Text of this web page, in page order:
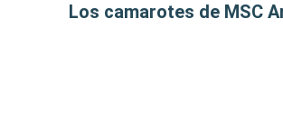
Los camarotes de MSC